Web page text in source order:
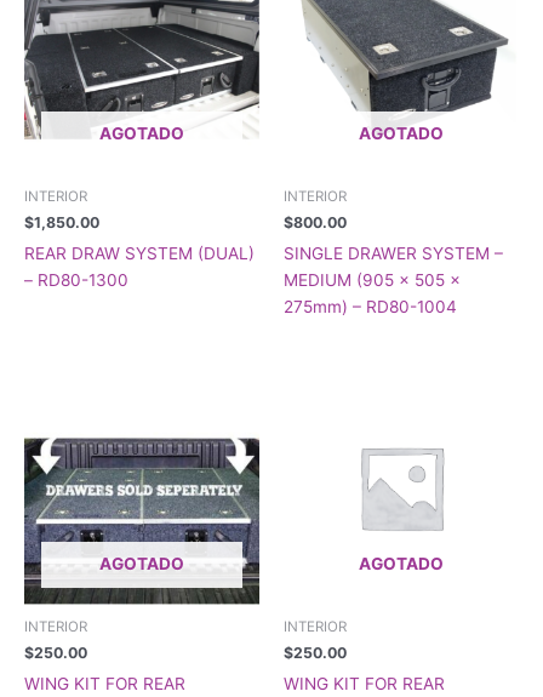
AGOTADO
INTERIOR
$1,850.00
REAR DRAW SYSTEM (DUAL)
– RD80-1300
AGOTADO
INTERIOR
$800.00
SINGLE DRAWER SYSTEM –
MEDIUM (905 x 505 x
275mm) – RD80-1004
AGOTADO
INTERIOR
$250.00
WING KIT FOR REAR
AGOTADO
INTERIOR
$250.00
WING KIT FOR REAR